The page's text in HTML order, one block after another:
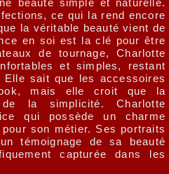
beauté simple et naturelle.
ce qui la rend encore
la véritable beauté vient de
en soi est la clé pour être
de tournage, Charlotte
et simples, restant
sait que les accessoires
mais elle croit que la
la simplicité. Charlotte
qui possède un charme
son métier. Ses portraits
témoignage de sa beauté
capturée dans les